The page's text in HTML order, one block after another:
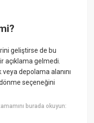
geliştirse de bu
açıklama gelmedi.
depolama alanını
seçeneğini
burada okuyun: